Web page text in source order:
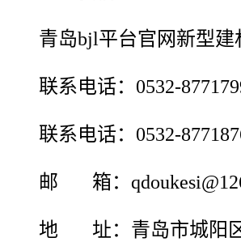
青岛bjl平台官网新型建
联系电话：0532-
联系电话：0532-
邮 箱：
地 址：青岛市城阳